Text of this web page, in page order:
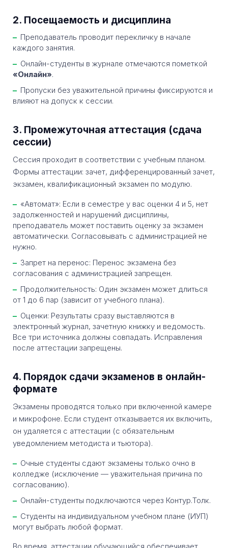
2. Посещаемость и дисциплина
Преподаватель проводит перекличку в начале
каждого занятия.
Онлайн-студенты в журнале отмечаются пометкой
«Онлайн».
Пропуски без уважительной причины фиксируются и
влияют на допуск к сессии.
3. Промежуточная аттестация (сдача
сессии)
Сессия проходит в соответствии с учебным планом.
Формы аттестации: зачет, дифференцированный зачет,
экзамен, квалификационный экзамен по модулю.
«Автомат»: Если в семестре у вас оценки 4 и 5, нет
задолженностей и нарушений дисциплины,
преподаватель может поставить оценку за экзамен
автоматически. Согласовывать с администрацией не
нужно.
Запрет на перенос: Перенос экзамена без
согласования с администрацией запрещен.
Продолжительность: Один экзамен может длиться
от 1 до 6 пар (зависит от учебного плана).
Оценки: Результаты сразу выставляются в
электронный журнал, зачетную книжку и ведомость.
Все три источника должны совпадать. Исправления
после аттестации запрещены.
4. Порядок сдачи экзаменов в онлайн-
формате
Экзамены проводятся только при включенной камере
и микрофоне. Если студент отказывается их включить,
он удаляется с аттестации (с обязательным
уведомлением методиста и тьютора).
Очные студенты сдают экзамены только очно в
колледже (исключение — уважительная причина по
согласованию).
Онлайн-студенты подключаются через Контур.Толк.
Студенты на индивидуальном учебном плане (ИУП)
могут выбрать любой формат.